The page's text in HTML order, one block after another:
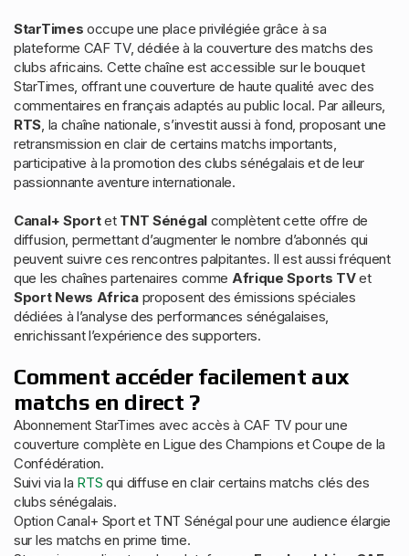
StarTimes occupe une place privilégiée grâce à sa
plateforme CAF TV, dédiée à la couverture des matchs des
clubs africains. Cette chaîne est accessible sur le bouquet
StarTimes, offrant une couverture de haute qualité avec des
commentaires en français adaptés au public local. Par ailleurs,
RTS, la chaîne nationale, s’investit aussi à fond, proposant une
retransmission en clair de certains matchs importants,
participative à la promotion des clubs sénégalais et de leur
passionnante aventure internationale.
Canal+ Sportet TNT Sénégalcomplètent cette offre de
diffusion, permettant d’augmenter le nombre d’abonnés qui
peuvent suivre ces rencontres palpitantes. Il est aussi fréquent
que les chaînes partenaires comme Afrique Sports TVet
Sport News Africaproposent des émissions spéciales
dédiées à l’analyse des performances sénégalaises,
enrichissant l’expérience des supporters.
Comment accéder facilement aux
matchs en direct ?
Abonnement StarTimes avec accès à CAF TV pour une
couverture complète en Ligue des Champions et Coupe de la
Confédération.
Suivi via la RTS qui diffuse en clair certains matchs clés des
clubs sénégalais.
Option Canal+ Sport et TNT Sénégal pour une audience élargie
sur les matchs en prime time.